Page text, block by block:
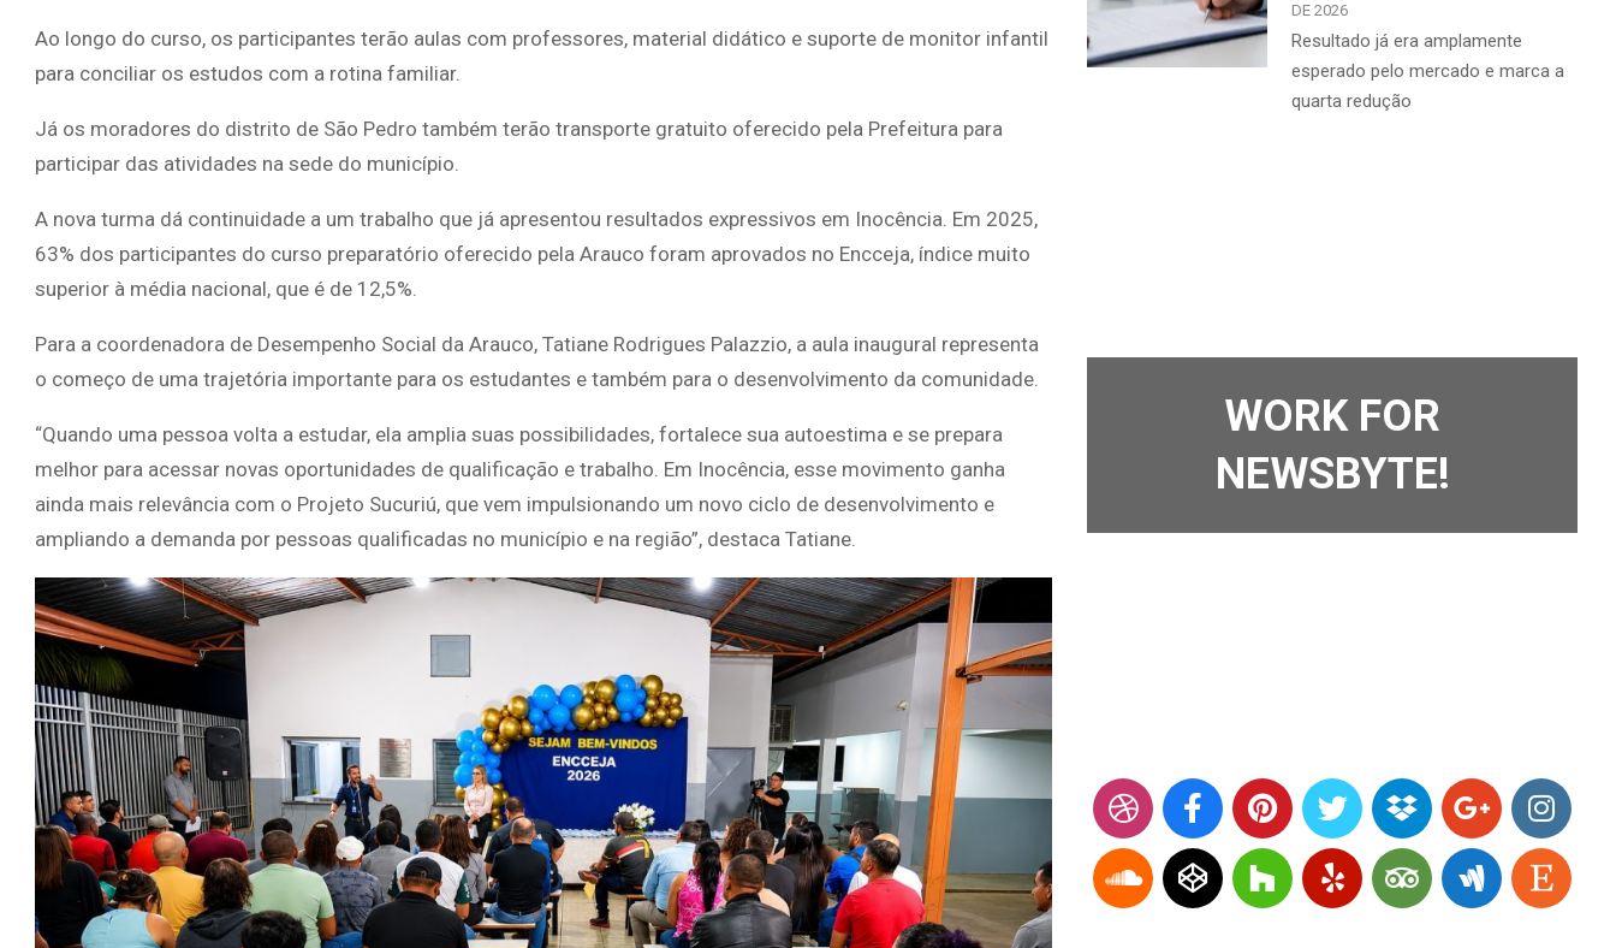
Ao longo do curso, os participantes terão aulas com professores, material didático e suporte de monitor infantil
para conciliar os estudos com a rotina familiar.
Já os moradores do distrito de São Pedro também terão transporte gratuito oferecido pela Prefeitura para
participar das atividades na sede do município.
A nova turma dá continuidade a um trabalho que já apresentou resultados expressivos em Inocência. Em 2025,
63% dos participantes do curso preparatório oferecido pela Arauco foram aprovados no Encceja, índice muito
superior à média nacional, que é de 12,5%.
Para a coordenadora de Desempenho Social da Arauco, Tatiane Rodrigues Palazzio, a aula inaugural representa
o começo de uma trajetória importante para os estudantes e também para o desenvolvimento da comunidade.
“Quando uma pessoa volta a estudar, ela amplia suas possibilidades, fortalece sua autoestima e se prepara
melhor para acessar novas oportunidades de qualificação e trabalho. Em Inocência, esse movimento ganha
ainda mais relevância com o Projeto Sucuriú, que vem impulsionando um novo ciclo de desenvolvimento e
ampliando a demanda por pessoas qualificadas no município e na região”, destaca Tatiane.
DE 2026
Resultado já era amplamente
esperado pelo mercado e marca a
quarta redução
WORK FOR
NEWSBYTE!